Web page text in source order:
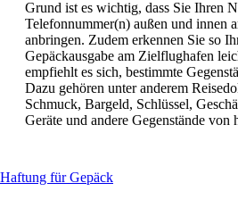
Grund ist es wichtig, dass Sie Ihren
Telefonnummer(n) außen und innen
anbringen. Zudem erkennen Sie so
Gepäckausgabe am Zielflughafen
empfiehlt es sich, bestimmte
Dazu gehören unter anderem
Schmuck, Bargeld, Schlüssel,
Geräte und andere Gegenstände von
Haftung für GepäckThis